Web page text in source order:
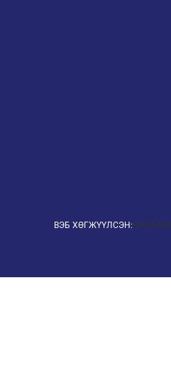
ВЭБ ХӨГЖҮҮЛСЭН:EWEB.MN